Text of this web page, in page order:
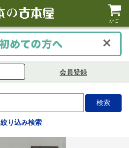
かご
会員登録
絞り込み検索